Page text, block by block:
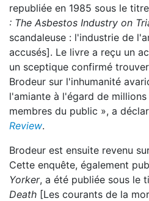
republiée en 1985 sous le titre
: The Asbestos Industry on
scandaleuse : l'industrie de
accusés]. Le livre a reçu un
un sceptique confirmé
Brodeur sur l'inhumanité
l'amiante à l'égard de
membres du public », a
Review.
Brodeur est ensuite revenu
Cette enquête, également
Yorker, a été publiée sous le
Death [Les courants de la